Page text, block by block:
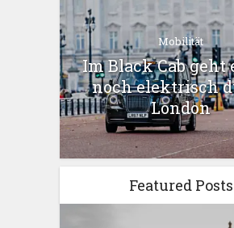
Mobilität
Im Black Cab geht
noch elektrisch
London
Featured Posts